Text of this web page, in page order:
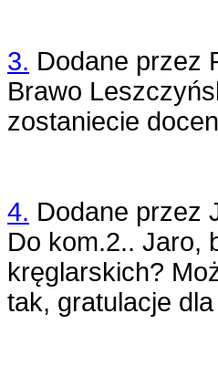
3. Dodane przez
Brawo
zostaniecie
4. Dodane przez
Do kom.2.. Jaro,
kręglarskich?
tak, gratulacje